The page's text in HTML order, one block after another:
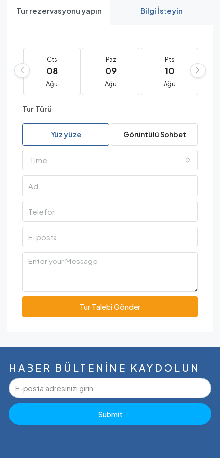
Tur rezervasyonu yapın Bilgi İsteyin
Cts
08
Ağu
Paz
09
Ağu
Pts
10
Ağu
Tur Türü
Yüz yüze Görüntülü Sohbet
Time
Tur Talebi Gönder
HABER BÜLTENINE KAYDOLUN
Submit